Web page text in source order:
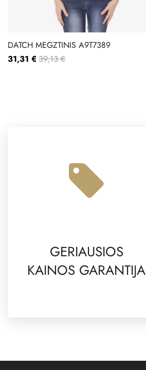
DATCH MEGZTINIS A9T7389
31,31 € 39,13 €
GERIAUSIOS
KAINOS GARANTIJA